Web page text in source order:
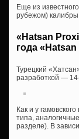
Еще из
рубежом)
«Hatsan
года
Турецкий
разработкой —
Как и у
типа,
разделе). В